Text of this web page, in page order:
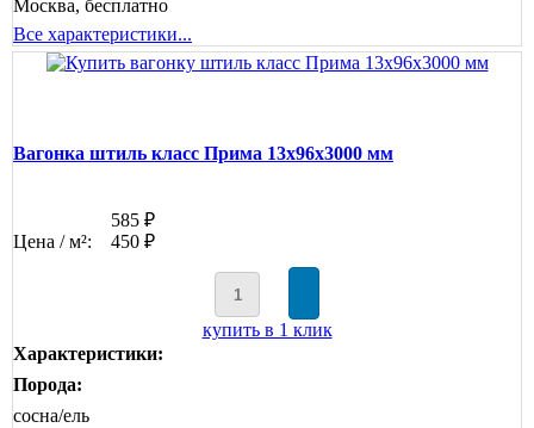
Москва, бесплатно
Все характеристики...
Вагонка штиль класс Прима 13x96x3000 мм
585 ₽
Цена / м²:
450 ₽
купить в 1 клик
Характеристики:
Порода:
сосна/ель